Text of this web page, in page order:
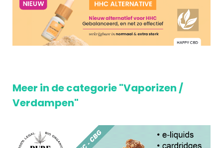
Meer in de categorie "Vaporizen /
Verdampen"